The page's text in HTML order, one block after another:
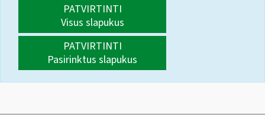
PATVIRTINTI
Visus slapukus
PATVIRTINTI
Pasirinktus slapukus